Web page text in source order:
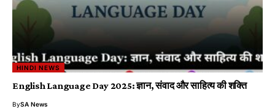
HINDI NEWS
English Language Day 2025: ज्ञान, संवाद और साहित्य की शक्ति
BySA News